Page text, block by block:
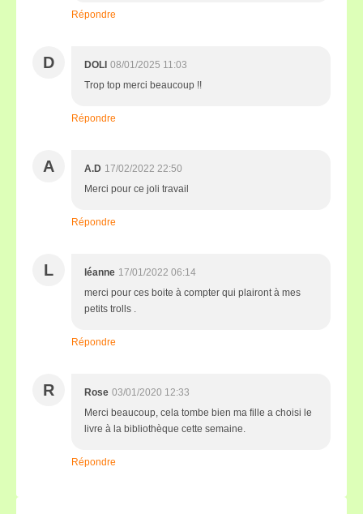
Répondre
D DOLI 08/01/2025 11:03
Trop top merci beaucoup !!
Répondre
A A.D 17/02/2022 22:50
Merci pour ce joli travail
Répondre
L léanne 17/01/2022 06:14
merci pour ces boite à compter qui plairont à mes
petits trolls .
Répondre
R Rose 03/01/2020 12:33
Merci beaucoup, cela tombe bien ma fille a choisi le
livre à la bibliothèque cette semaine.
Répondre